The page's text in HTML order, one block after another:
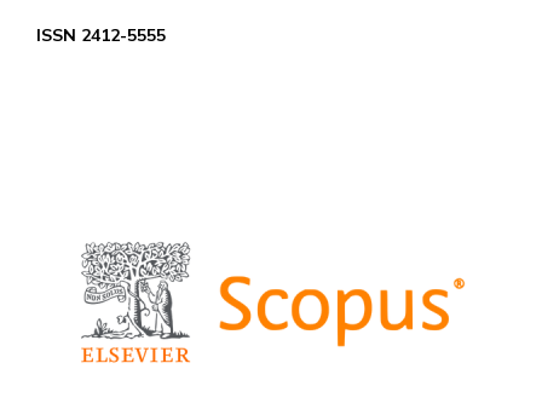
ISSN 2412-5555